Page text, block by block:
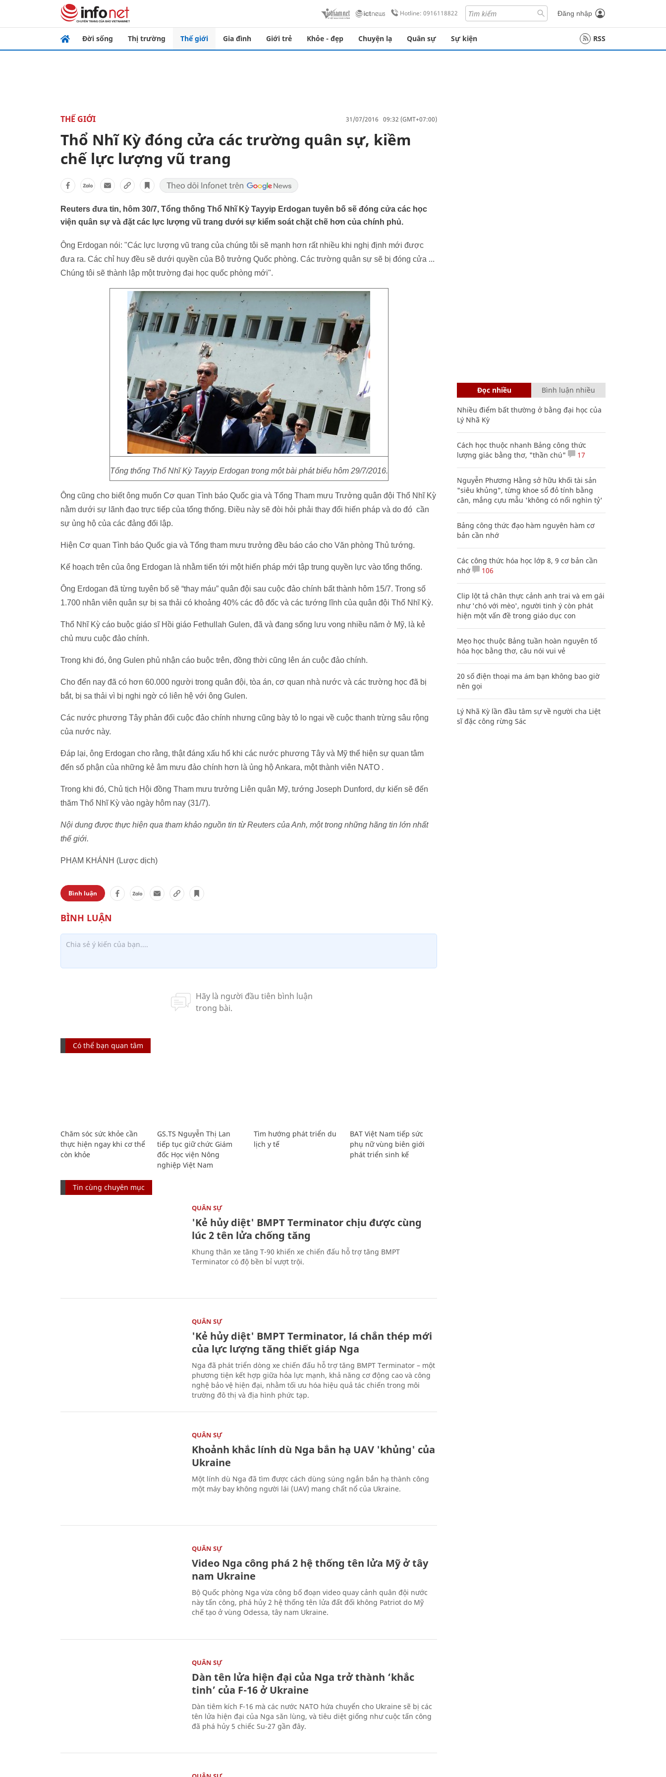
Hotline: 0916118822 Đăng nhập
Đời sống Thị trường Thế giới Gia đình Giới trẻ Khỏe - đẹp Chuyện lạ Quân sự Sự kiện RSS
THẾ GIỚI 31/07/2016 09:32 (GMT+07:00)
Thổ Nhĩ Kỳ đóng cửa các trường quân sự, kiềm
chế lực lượng vũ trang
Reuters đưa tin, hôm 30/7, Tổng thống Thổ Nhĩ Kỳ Tayyip Erdogan tuyên bố sẽ đóng cửa các học
viện quân sự và đặt các lực lượng vũ trang dưới sự kiểm soát chặt chẽ hơn của chính phủ.
Ông Erdogan nói: "Các lực lượng vũ trang của chúng tôi sẽ mạnh hơn rất nhiều khi nghị định mới được
đưa ra. Các chỉ huy đều sẽ dưới quyền của Bộ trưởng Quốc phòng. Các trường quân sự sẽ bị đóng cửa ...
Chúng tôi sẽ thành lập một trường đại học quốc phòng mới".
Tổng thống Thổ Nhĩ Kỳ Tayyip Erdogan trong một bài phát biểu hôm 29/7/2016.
Ông cũng cho biết ông muốn Cơ quan Tình báo Quốc gia và Tổng Tham mưu Trưởng quân đội Thổ Nhĩ Kỳ
nằm dưới sự lãnh đạo trực tiếp của tổng thống. Điều này sẽ đòi hỏi phải thay đổi hiến pháp và do đó cần
sự ủng hộ của các đảng đối lập.
Hiện Cơ quan Tình báo Quốc gia và Tổng tham mưu trưởng đều báo cáo cho Văn phòng Thủ tướng.
Kế hoạch trên của ông Erdogan là nhằm tiến tới một hiến pháp mới tập trung quyền lực vào tổng thống.
Ông Erdogan đã từng tuyên bố sẽ “thay máu” quân đội sau cuộc đảo chính bất thành hôm 15/7. Trong số
1.700 nhân viên quân sự bị sa thải có khoảng 40% các đô đốc và các tướng lĩnh của quân đội Thổ Nhĩ Kỳ.
Thổ Nhĩ Kỳ cáo buộc giáo sĩ Hồi giáo Fethullah Gulen, đã và đang sống lưu vong nhiều năm ở Mỹ, là kẻ
chủ mưu cuộc đảo chính.
Trong khi đó, ông Gulen phủ nhận cáo buộc trên, đồng thời cũng lên án cuộc đảo chính.
Cho đến nay đã có hơn 60.000 người trong quân đội, tòa án, cơ quan nhà nước và các trường học đã bị
bắt, bị sa thải vì bị nghi ngờ có liên hệ với ông Gulen.
Các nước phương Tây phản đối cuộc đảo chính nhưng cũng bày tỏ lo ngại về cuộc thanh trừng sâu rộng
của nước này.
Đáp lại, ông Erdogan cho rằng, thật đáng xấu hổ khi các nước phương Tây và Mỹ thể hiện sự quan tâm
đến số phận của những kẻ âm mưu đảo chính hơn là ủng hộ Ankara, một thành viên NATO .
Trong khi đó, Chủ tịch Hội đồng Tham mưu trưởng Liên quân Mỹ, tướng Joseph Dunford, dự kiến sẽ đến
thăm Thổ Nhĩ Kỳ vào ngày hôm nay (31/7).
Nội dung được thực hiện qua tham khảo nguồn tin từ Reuters của Anh, một trong những hãng tin lớn nhất
thế giới.
PHẠM KHÁNH (Lược dịch)
Bình luận
Có thể bạn quan tâm
Chăm sóc sức khỏe cần
thực hiện ngay khi cơ thể
còn khỏe
GS.TS Nguyễn Thị Lan
tiếp tục giữ chức Giám
đốc Học viện Nông
nghiệp Việt Nam
Tìm hướng phát triển du
lịch y tế
BAT Việt Nam tiếp sức
phụ nữ vùng biên giới
phát triển sinh kế
Tin cùng chuyên mục
QUÂN SỰ
'Kẻ hủy diệt' BMPT Terminator chịu được cùng
lúc 2 tên lửa chống tăng
Khung thân xe tăng T-90 khiến xe chiến đấu hỗ trợ tăng BMPT
Terminator có độ bền bỉ vượt trội.
QUÂN SỰ
'Kẻ hủy diệt' BMPT Terminator, lá chắn thép mới
của lực lượng tăng thiết giáp Nga
Nga đã phát triển dòng xe chiến đấu hỗ trợ tăng BMPT Terminator – một
phương tiện kết hợp giữa hỏa lực mạnh, khả năng cơ động cao và công
nghệ bảo vệ hiện đại, nhằm tối ưu hóa hiệu quả tác chiến trong môi
trường đô thị và địa hình phức tạp.
QUÂN SỰ
Khoảnh khắc lính dù Nga bắn hạ UAV 'khủng' của
Ukraine
Một lính dù Nga đã tìm được cách dùng súng ngắn bắn hạ thành công
một máy bay không người lái (UAV) mang chất nổ của Ukraine.
QUÂN SỰ
Video Nga công phá 2 hệ thống tên lửa Mỹ ở tây
nam Ukraine
Bộ Quốc phòng Nga vừa công bố đoạn video quay cảnh quân đội nước
này tấn công, phá hủy 2 hệ thống tên lửa đất đối không Patriot do Mỹ
chế tạo ở vùng Odessa, tây nam Ukraine.
QUÂN SỰ
Dàn tên lửa hiện đại của Nga trở thành ‘khắc
tinh’ của F-16 ở Ukraine
Dàn tiêm kích F-16 mà các nước NATO hứa chuyển cho Ukraine sẽ bị các
tên lửa hiện đại của Nga săn lùng, và tiêu diệt giống như cuộc tấn công
đã phá hủy 5 chiếc Su-27 gần đây.
Đọc nhiều Bình luận nhiều
Nhiều điểm bất thường ở bằng đại học của
Lý Nhã Kỳ
Cách học thuộc nhanh Bảng công thức
lượng giác bằng thơ, "thần chú"
17
Nguyễn Phương Hằng sở hữu khối tài sản
"siêu khủng", từng khoe sổ đỏ tính bằng
cân, mắng cựu mẫu 'không có nổi nghìn tỷ'
Bảng công thức đạo hàm nguyên hàm cơ
bản cần nhớ
Các công thức hóa học lớp 8, 9 cơ bản cần
nhớ
106
Clip lột tả chân thực cảnh anh trai và em gái
như 'chó với mèo', người tinh ý còn phát
hiện một vấn đề trong giáo dục con
Mẹo học thuộc Bảng tuần hoàn nguyên tố
hóa học bằng thơ, câu nói vui vẻ
20 số điện thoại ma ám bạn không bao giờ
nên gọi
Lý Nhã Kỳ lần đầu tâm sự về người cha Liệt
sĩ đặc công rừng Sác